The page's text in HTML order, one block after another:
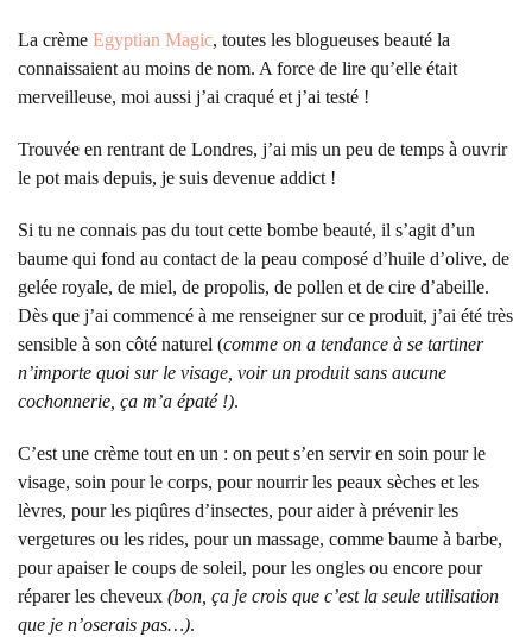
La crème Egyptian Magic, toutes les blogueuses beauté la
connaissaient au moins de nom. A force de lire qu’elle était
merveilleuse, moi aussi j’ai craqué et j’ai testé !
Trouvée en rentrant de Londres, j’ai mis un peu de temps à ouvrir
le pot mais depuis, je suis devenue addict !
Si tu ne connais pas du tout cette bombe beauté, il s’agit d’un
baume qui fond au contact de la peau composé d’huile d’olive, de
gelée royale, de miel, de propolis, de pollen et de cire d’abeille.
Dès que j’ai commencé à me renseigner sur ce produit, j’ai été très
sensible à son côté naturel (comme on a tendance à se tartiner
n’importe quoi sur le visage, voir un produit sans aucune
cochonnerie, ça m’a épaté !).
C’est une crème tout en un : on peut s’en servir en soin pour le
visage, soin pour le corps, pour nourrir les peaux sèches et les
lèvres, pour les piqûres d’insectes, pour aider à prévenir les
vergetures ou les rides, pour un massage, comme baume à barbe,
pour apaiser le coups de soleil, pour les ongles ou encore pour
réparer les cheveux (bon, ça je crois que c’est la seule utilisation
que je n’oserais pas…).